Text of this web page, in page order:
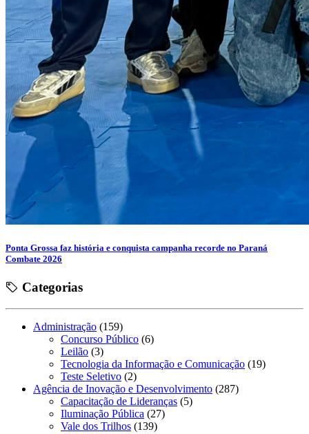
Ponta Grossa faz história e conquista campanha recorde no Paraná
Combate 2026
Categorias
Administração (159)
Concurso Público (6)
Leilão (3)
Tecnologia da Informação e Comunicação (19)
Teste Seletivo (2)
Agência de Inovação e Desenvolvimento (287)
Capacitação de Lideranças (5)
Iluminação Pública (27)
Vale dos Trilhos (139)